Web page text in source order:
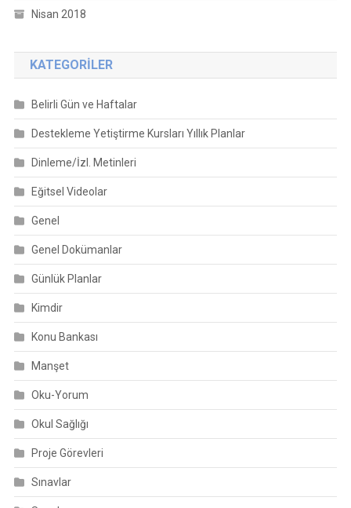
Nisan 2018
KATEGORILER
Belirli Gün ve Haftalar
Destekleme Yetiştirme Kursları Yıllık Planlar
Dinleme/İzl. Metinleri
Eğitsel Videolar
Genel
Genel Dokümanlar
Günlük Planlar
Kimdir
Konu Bankası
Manşet
Oku-Yorum
Okul Sağlığı
Proje Görevleri
Sınavlar